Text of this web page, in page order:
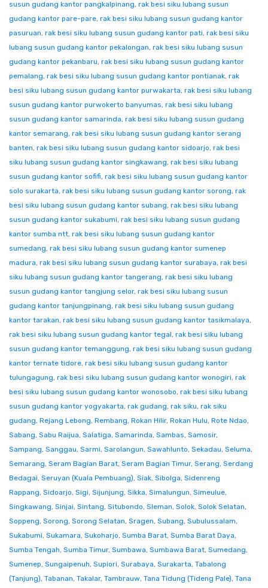
susun gudang kantor pangkalpinang, rak besi siku lubang susun
gudang kantor pare-pare, rak besi siku lubang susun gudang kantor
pasuruan, rak besi siku lubang susun gudang kantor pati, rak besi siku
lubang susun gudang kantor pekalongan, rak besi siku lubang susun
gudang kantor pekanbaru, rak besi siku lubang susun gudang kantor
pemalang, rak besi siku lubang susun gudang kantor pontianak, rak
besi siku lubang susun gudang kantor purwakarta, rak besi siku lubang
susun gudang kantor purwokerto banyumas, rak besi siku lubang
susun gudang kantor samarinda, rak besi siku lubang susun gudang
kantor semarang, rak besi siku lubang susun gudang kantor serang
banten, rak besi siku lubang susun gudang kantor sidoarjo, rak besi
siku lubang susun gudang kantor singkawang, rak besi siku lubang
susun gudang kantor sofifi, rak besi siku lubang susun gudang kantor
solo surakarta, rak besi siku lubang susun gudang kantor sorong, rak
besi siku lubang susun gudang kantor subang, rak besi siku lubang
susun gudang kantor sukabumi, rak besi siku lubang susun gudang
kantor sumba ntt, rak besi siku lubang susun gudang kantor
sumedang, rak besi siku lubang susun gudang kantor sumenep
madura, rak besi siku lubang susun gudang kantor surabaya, rak besi
siku lubang susun gudang kantor tangerang, rak besi siku lubang
susun gudang kantor tangjung selor, rak besi siku lubang susun
gudang kantor tanjungpinang, rak besi siku lubang susun gudang
kantor tarakan, rak besi siku lubang susun gudang kantor tasikmalaya,
rak besi siku lubang susun gudang kantor tegal, rak besi siku lubang
susun gudang kantor temanggung, rak besi siku lubang susun gudang
kantor ternate tidore, rak besi siku lubang susun gudang kantor
tulungagung, rak besi siku lubang susun gudang kantor wonogiri, rak
besi siku lubang susun gudang kantor wonosobo, rak besi siku lubang
susun gudang kantor yogyakarta, rak gudang, rak siku, rak siku
gudang, Rejang Lebong, Rembang, Rokan Hilir, Rokan Hulu, Rote Ndao,
Sabang, Sabu Raijua, Salatiga, Samarinda, Sambas, Samosir,
Sampang, Sanggau, Sarmi, Sarolangun, Sawahlunto, Sekadau, Seluma,
Semarang, Seram Bagian Barat, Seram Bagian Timur, Serang, Serdang
Bedagai, Seruyan (Kuala Pembuang), Siak, Sibolga, Sidenreng
Rappang, Sidoarjo, Sigi, Sijunjung, Sikka, Simalungun, Simeulue,
Singkawang, Sinjai, Sintang, Situbondo, Sleman, Solok, Solok Selatan,
Soppeng, Sorong, Sorong Selatan, Sragen, Subang, Subulussalam,
Sukabumi, Sukamara, Sukoharjo, Sumba Barat, Sumba Barat Daya,
Sumba Tengah, Sumba Timur, Sumbawa, Sumbawa Barat, Sumedang,
Sumenep, Sungaipenuh, Supiori, Surabaya, Surakarta, Tabalong
(Tanjung), Tabanan, Takalar, Tambrauw, Tana Tidung (Tideng Pale), Tana